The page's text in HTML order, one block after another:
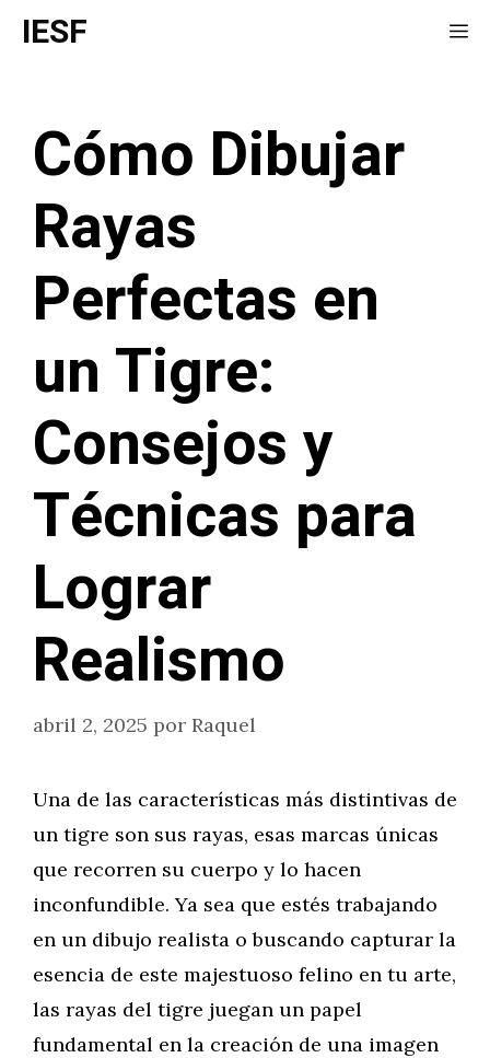
Saltar
IESF
Cómo Dibujar
Rayas
Perfectas en
un Tigre:
Consejos y
Técnicas para
Lograr
Realismo
abril 2, 2025 por Raquel
Una de las características más distintivas de
un tigre son sus rayas, esas marcas únicas
que recorren su cuerpo y lo hacen
inconfundible. Ya sea que estés trabajando
en un dibujo realista o buscando capturar la
esencia de este majestuoso felino en tu arte,
las rayas del tigre juegan un papel
fundamental en la creación de una imagen